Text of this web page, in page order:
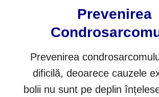
Prevenirea
Prevenirea
dificilă, deoarece cauzele
bolii nu sunt pe deplin